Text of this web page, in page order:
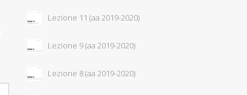
Lezione 11 (aa 2019-2020)
Lezione 9 (aa 2019-2020)
Lezione 8 (aa 2019-2020)